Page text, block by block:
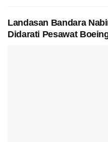
Landasan Bandara
Didarati Pesawat